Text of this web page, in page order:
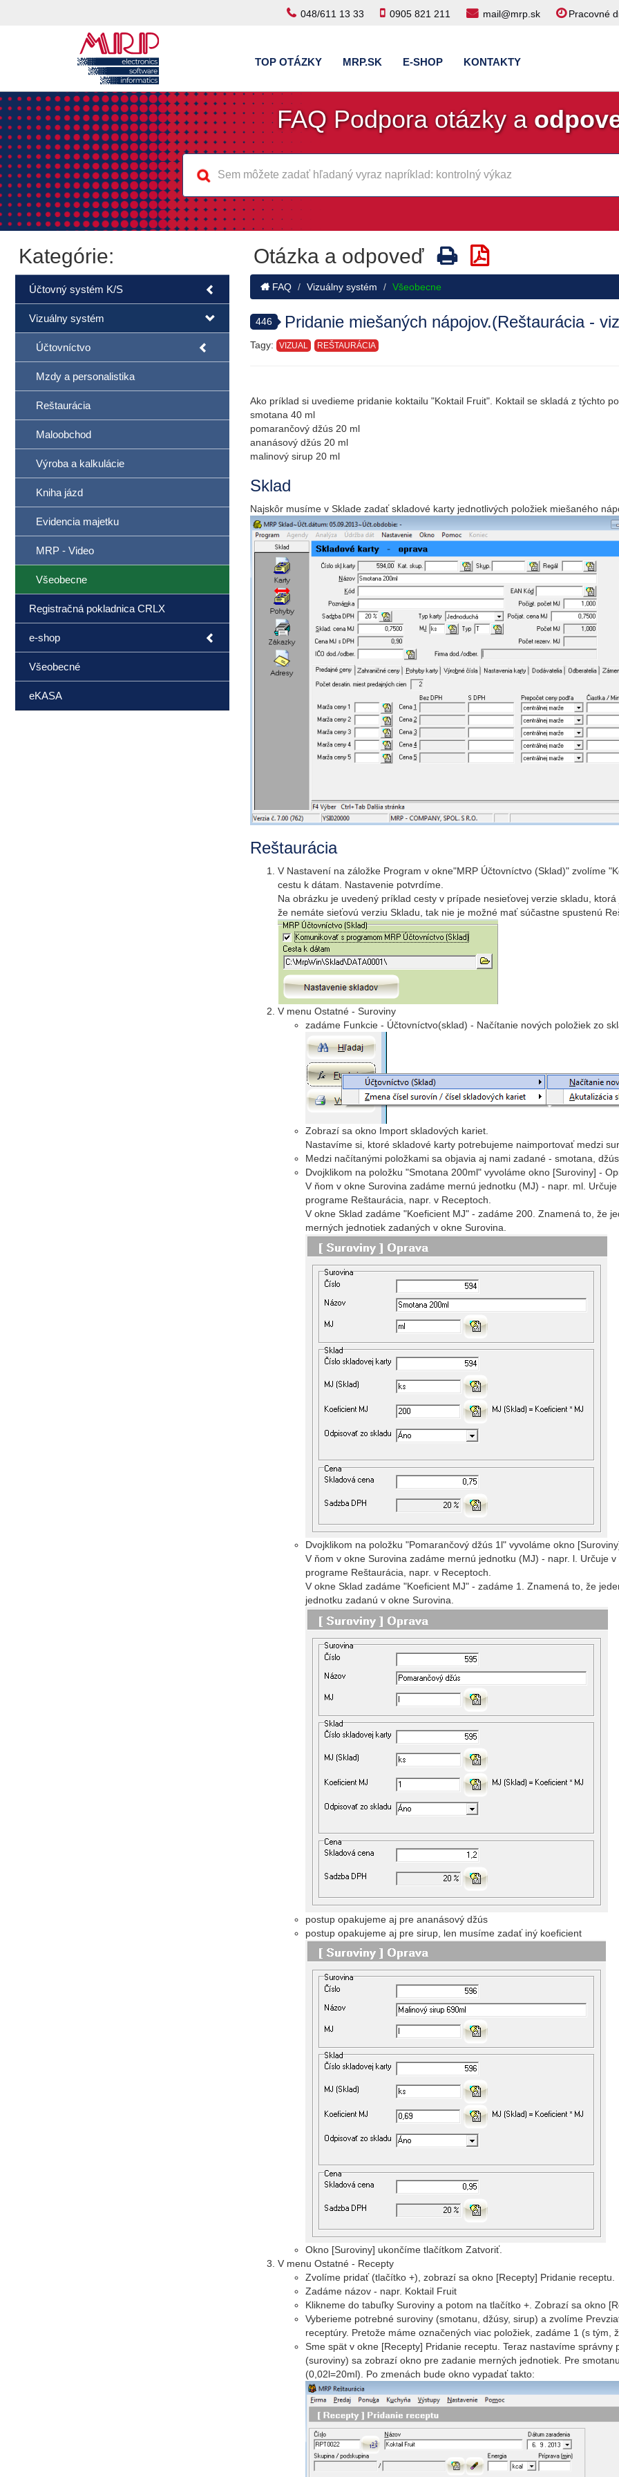
048/611 13 33 0905 821 211 mail@mrp.sk Pracovné
TOP OTÁZKY MRP.SK E-SHOP KONTAKTY
FAQ Podpora otázky a
Kategórie:
Účtovný systém K/S
Vizuálny systém
Účtovníctvo
Mzdy a personalistika
Reštaurácia
Maloobchod
Výroba a kalkulácie
Kniha jázd
Evidencia majetku
MRP - Video
Všeobecne
Registračná pokladnica CRLX
e-shop
Všeobecné
eKASA
Otázka a odpoveď
FAQ Vizuálny systém Všeobecne
446 Pridanie miešaných nápojov.(Reštaurácia -
Tagy: VIZUAL REŠTAURÁCIA
Ako príklad si uvedieme pridanie koktailu "Koktail Fruit". Koktail se skladá z týchto
smotana 40 ml
pomarančový džús 20 ml
ananásový džús 20 ml
malinový sirup 20 ml
Sklad
Najskôr musíme v Sklade zadať skladové karty jednotlivých položiek miešaného
Reštaurácia
V Nastavení na záložke Program v okne"MRP Účtovníctvo (Sklad)" zvolíme
cestu k dátam. Nastavenie potvrdíme.
Na obrázku je uvedený príklad cesty v prípade nesieťovej verzie skladu,
že nemáte sieťovú verziu Skladu, tak nie je možné mať súčastne spustenú
V menu Ostatné - Suroviny
zadáme Funkcie - Účtovníctvo(sklad) - Načítanie nových položiek zo
Zobrazí sa okno Import skladových kariet.
Nastavíme si, ktoré skladové karty potrebujeme naimportovať medzi
Medzi načítanými položkami sa objavia aj nami zadané - smotana,
Dvojklikom na položku "Smotana 200ml" vyvoláme okno [Suroviny] -
V ňom v okne Surovina zadáme mernú jednotku (MJ) - napr. ml.
programe Reštaurácia, napr. v Receptoch.
V okne Sklad zadáme "Koeficient MJ" - zadáme 200. Znamená to, že
merných jednotiek zadaných v okne Surovina.
Dvojklikom na položku "Pomarančový džús 1l" vyvoláme okno
V ňom v okne Surovina zadáme mernú jednotku (MJ) - napr. l. Určuje
programe Reštaurácia, napr. v Receptoch.
V okne Sklad zadáme "Koeficient MJ" - zadáme 1. Znamená to, že
jednotku zadanú v okne Surovina.
postup opakujeme aj pre ananásový džús
postup opakujeme aj pre sirup, len musíme zadať iný koeficient
Okno [Suroviny] ukončíme tlačítkom Zatvoriť.
V menu Ostatné - Recepty
Zvolíme pridať (tlačítko +), zobrazí sa okno [Recepty] Pridanie receptu.
Zadáme názov - napr. Koktail Fruit
Klikneme do tabuľky Suroviny a potom na tlačítko +. Zobrazí sa okno
Vyberieme potrebné suroviny (smotanu, džúsy, sirup) a zvolíme
receptúry. Pretože máme označených viac položiek, zadáme 1 (s tým,
Sme spät v okne [Recepty] Pridanie receptu. Teraz nastavíme
(suroviny) sa zobrazí okno pre zadanie merných jednotiek. Pre
(0,02l=20ml). Po zmenách bude okno vypadať takto: